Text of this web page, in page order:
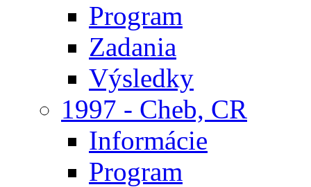
Program
Zadania
Výsledky
1997 - Cheb, CR
Informácie
Program